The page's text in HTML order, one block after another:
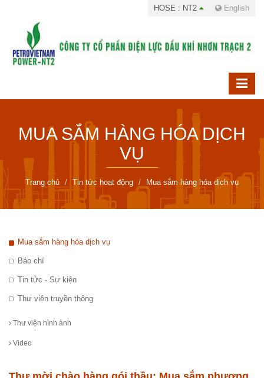
HOSE : NT2 English
MUA SẮM HÀNG HÓA DỊCH
VỤ
Trang chủ Tin tức hoạt động Mua sắm hàng hóa dịch vụ
Mua sắm hàng hóa dịch vụ
Báo chí
Tin tức - Sự kiện
Thư viện truyền thông
Thư viện hình ảnh
Video